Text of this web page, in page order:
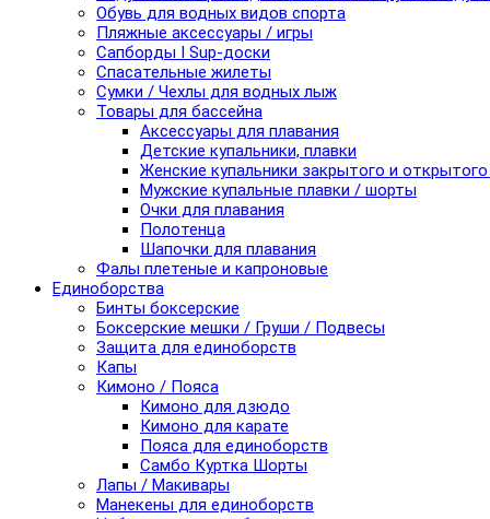
Обувь для водных видов спорта
Пляжные аксессуары / игры
Сапборды I Sup-доски
Спасательные жилеты
Сумки / Чехлы для водных лыж
Товары для бассейна
Аксессуары для плавания
Детские купальники, плавки
Женские купальники закрытого и
Мужские купальные плавки / шорты
Очки для плавания
Полотенца
Шапочки для плавания
Фалы плетеные и капроновые
Единоборства
Бинты боксерские
Боксерские мешки / Груши / Подвесы
Защита для единоборств
Капы
Кимоно / Пояса
Кимоно для дзюдо
Кимоно для карате
Пояса для единоборств
Самбо Куртка Шорты
Лапы / Макивары
Манекены для единоборств